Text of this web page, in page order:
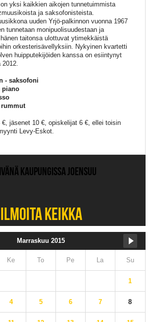
yksi kaikkien aikojen tunnetuimmista
ja saksofonisteista.
uuden Yrjö-palkinnon vuonna 1967
tunnetaan monipuolisuudestaan ja
taitonsa ulottuvat ytimekkäistä
orkesterisävellyksiin. Nykyinen kvartetti
huipputekijöiden kanssa on esiintynyt
2012.
- saksofoni
piano
€, jäsenet 10 €, opiskelijat 6 €, ellei toisin
Levy-Eskot.
KAUPUNGISSA JOENSUU
ILMOITA KEIKKA
Marraskuu 2015
Ke To Pe La Su
1
4 5 6 7 8